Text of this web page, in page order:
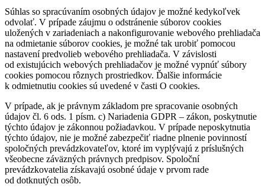
Súhlas so spracúvaním osobných údajov je možné kedykoľvek
odvolať. V prípade záujmu o odstránenie súborov cookies
uložených v zariadeniach a nakonfigurovanie webového prehliadača
na odmietanie súborov cookies, je možné tak urobiť pomocou
nastavení predvolieb webového prehliadača. V závislosti
od existujúcich webových prehliadačov je možné vypnúť súbory
cookies pomocou rôznych prostriedkov. Ďalšie informácie
k odmietnutiu cookies sú uvedené v časti O cookies.
V prípade, ak je právnym základom pre spracovanie osobných
údajov čl. 6 ods. 1 písm. c) Nariadenia GDPR – zákon, poskytnutie
týchto údajov je zákonnou požiadavkou. V prípade neposkytnutia
týchto údajov, nie je možné zabezpečiť riadne plnenie povinností
spoločných prevádzkovateľov, ktoré im vyplývajú z príslušných
všeobecne záväzných právnych predpisov. Spoloční
prevádzkovatelia získavajú osobné údaje v prvom rade
od dotknutých osôb.